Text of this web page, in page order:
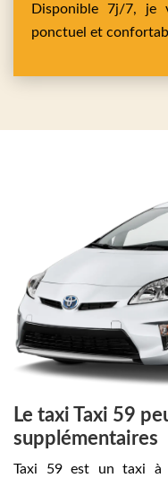
Disponible 7j/7, je
ponctuel et
Le taxi Taxi 59
supplémentaires
Taxi 59 est un taxi à